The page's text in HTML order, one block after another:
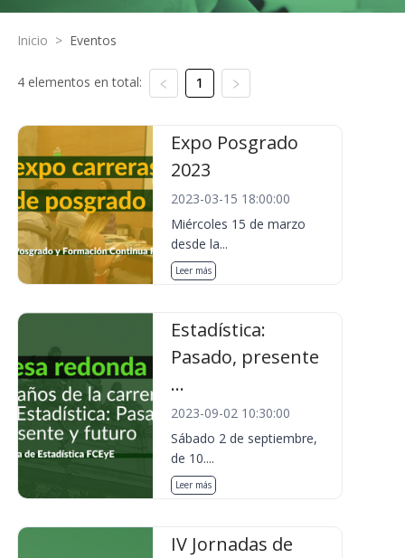
Inicio > Eventos
4 elementos en total: 1
Expo Posgrado
2023
2023-03-15 18:00:00
Miércoles 15 de marzo
desde la...
Leer más
Estadística:
Pasado, presente
...
2023-09-02 10:30:00
Sábado 2 de septiembre,
de 10....
Leer más
IV Jornadas de